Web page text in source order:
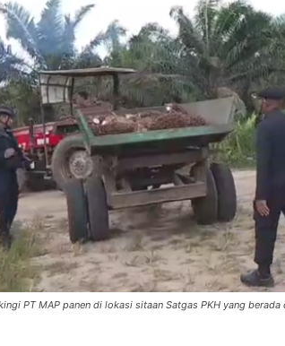
PT MAP panen di lokasi sitaan Satgas PKH yang berada